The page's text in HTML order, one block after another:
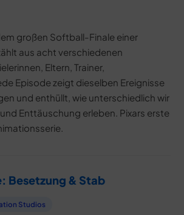
großen Softball-Finale einer
aus acht verschiedenen
Eltern, Trainer,
Episode zeigt dieselben Ereignisse
und enthüllt, wie unterschiedlich wir
Enttäuschung erleben. Pixars erste
Besetzung & Stab
Studios